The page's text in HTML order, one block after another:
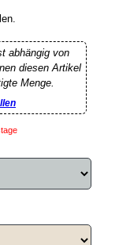
abhängig von
diesen Artikel
Menge.